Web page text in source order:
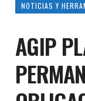
NOTICIAS Y
AGIP